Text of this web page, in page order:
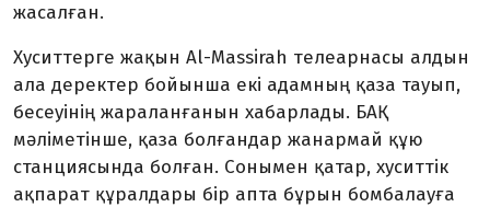
жасалған.
Хуситтерге жақын Al-Massirah телеарнасы алдын
ала деректер бойынша екі адамның қаза тауып,
бесеуінің жараланғанын хабарлады. БАҚ
мәліметінше, қаза болғандар жанармай құю
станциясында болған. Сонымен қатар, хуситтік
ақпарат құралдары бір апта бұрын бомбалауға